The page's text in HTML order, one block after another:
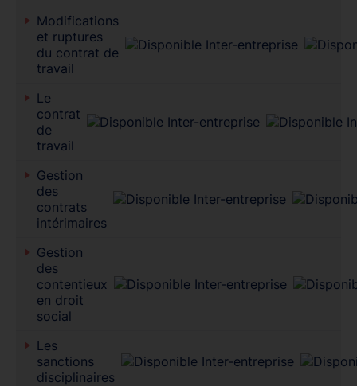
Modifications
et ruptures
du contrat de
travail
Le
contrat
de
travail
Gestion
des
contrats
intérimaires
Gestion
des
contentieux
en droit
social
Les
sanctions
disciplinaires